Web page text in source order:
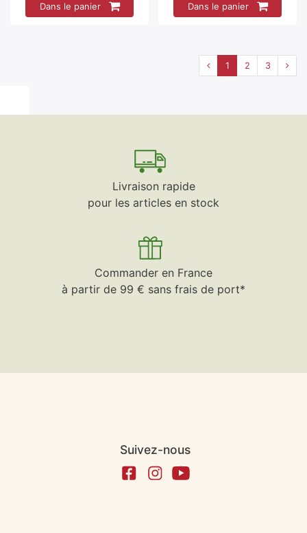
Dans le panier Dans le panier
1 2 3
Livraison rapide
pour les articles en stock
Commander en France
à partir de 99 € sans frais de port*
Suivez-nous